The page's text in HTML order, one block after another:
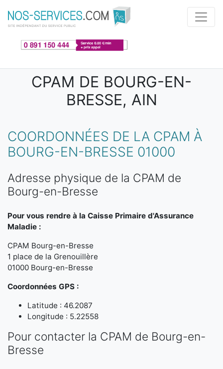
Aller au contenu principal
CPAM DE BOURG-EN-
BRESSE, AIN
COORDONNÉES DE LA CPAM À
BOURG-EN-BRESSE 01000
Adresse physique de la CPAM de
Bourg-en-Bresse
Pour vous rendre à la Caisse Primaire d'Assurance
Maladie :
CPAM Bourg-en-Bresse
1 place de la Grenouillère
01000 Bourg-en-Bresse
Coordonnées GPS :
Latitude : 46.2087
Longitude : 5.22558
Pour contacter la CPAM de Bourg-en-
Bresse